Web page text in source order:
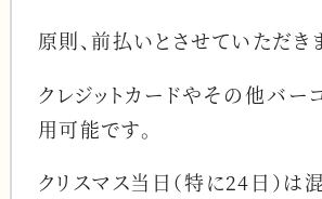
原則、前払いとさせていただき
クレジットカードやその他バー
用可能です。
クリスマス当日（特に24日）は